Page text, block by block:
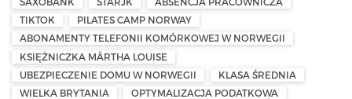
TIKTOK
PILATES CAMP NORWAY
ABONAMENTY TELEFONII KOMÓRKOWEJ W NORWEGII
KSIĘŻNICZKA MÄRTHA LOUISE
UBEZPIECZENIE DOMU W NORWEGII
KLASA ŚREDNIA
WIELKA BRYTANIA
OPTYMALIZACJA PODATKOWA